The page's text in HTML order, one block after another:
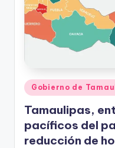
Publicado
en
Gobierno de
Tamaulipas,
pacíficos del
reducción de